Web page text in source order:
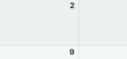
2
9